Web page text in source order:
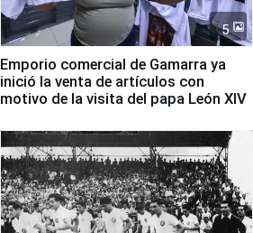
5
Emporio comercial de Gamarra ya
inició la venta de artículos con
motivo de la visita del papa León XIV